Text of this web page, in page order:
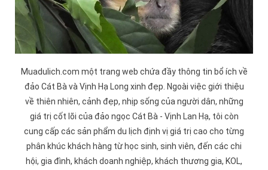
Muadulich.com một trang web chứa đầy thông tin bổ ích về
đảo Cát Bà và Vịnh Hạ Long xinh đẹp. Ngoài việc giới thiệu
về thiên nhiên, cảnh đẹp, nhịp sống của người dân, những
giá trị cốt lõi của đảo ngọc Cát Bà - Vịnh Lan Hạ, tôi còn
cung cấp các sản phẩm du lịch định vị giá trị cao cho từng
phân khúc khách hàng từ học sinh, sinh viên, đến các chi
hội, gia đình, khách doanh nghiệp, khách thương gia, KOL,